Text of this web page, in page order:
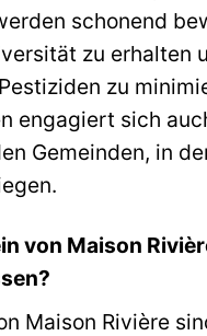
schonend
zu erhalten
zu
engagiert sich
Gemeinden, in
von Maison
Maison Rivière